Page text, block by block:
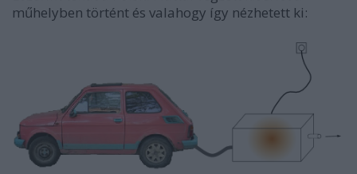
műhelyben történt és valahogy így nézhetett ki: